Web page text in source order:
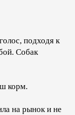
подходя к
Собак
корм.
на рынок и не